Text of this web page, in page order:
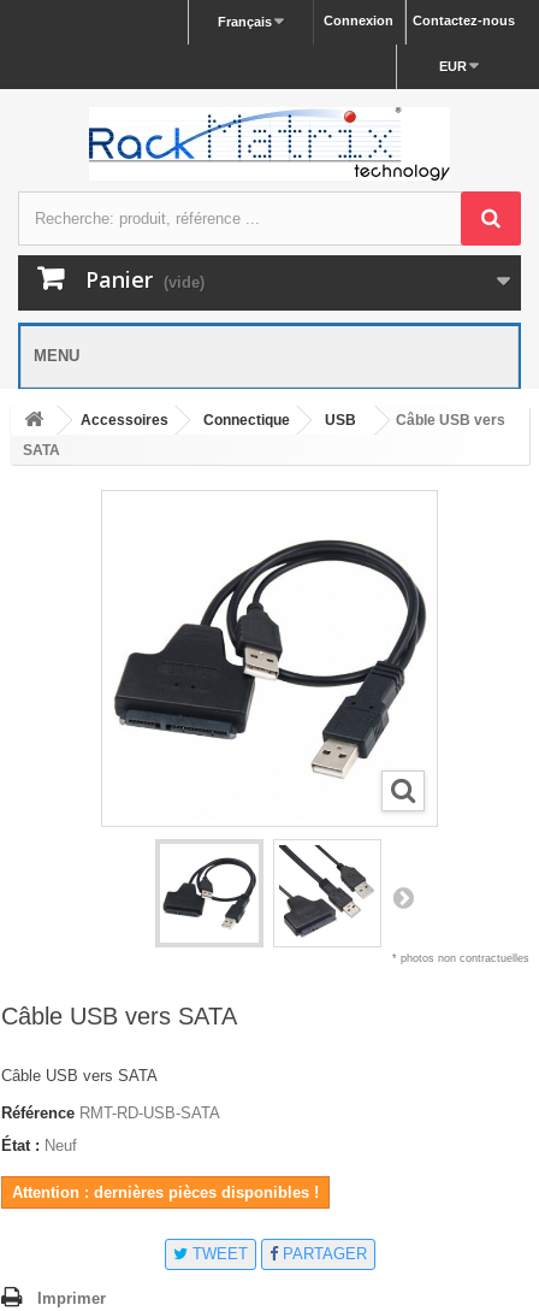
Contactez-nous
Connexion
Français
EUR
Panier (vide)
MENU
Accessoires Connectique USB
Câble USB vers
SATA
* photos non contractuelles
Câble USB vers SATA
Câble USB vers SATA
Référence RMT-RD-USB-SATA
État : Neuf
Attention : dernières pièces disponibles !
TWEET PARTAGER
Imprimer